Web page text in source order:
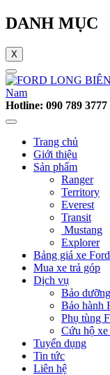
DANH MỤC
X
Hotline: 090 789 3777
Trang chủ
Giới thiệu
Sản phẩm
Ranger
Territory
Everest
Transit
Mustang
Explorer
Bảng giá xe Ford
Mua xe trả góp
Dịch vụ
Bảo
Bảo hành
Phụ tùng
Cứu hộ xe
Tuyển dụng
Tin tức
Liên hệ